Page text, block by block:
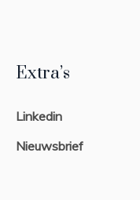
Extra’s
Linkedin
Nieuwsbrief